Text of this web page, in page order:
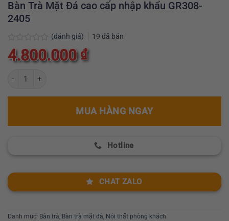
Bàn Trà Mặt Đá cao cấp nhập khẩu GR308-
2405
Được
xếp
(đánh giá) 19 đã bán
4.800.000₫
MUA HÀNG NGAY
Hotline
CHAT ZALO
Danh mục: Bàn trà, Bàn trà mặt đá, Nội thất phòng khách